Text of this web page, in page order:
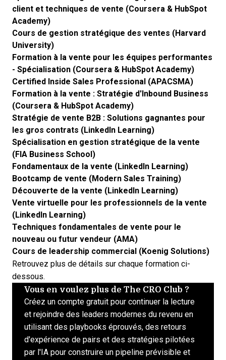
client et techniques de vente (Coursera & HubSpot
Academy)
Cours de gestion stratégique des ventes (Harvard
University)
Formation à la vente pour les équipes performantes
- Spécialisation (Coursera & HubSpot Academy)
Certified Inside Sales Professional (APACSMA)
Formation à la vente : Stratégie d'Inbound Business
(Coursera & HubSpot Academy)
Stratégie de vente B2B : Solutions gagnantes pour
les gros contrats (LinkedIn Learning)
Spécialisation en gestion stratégique de la vente
(FIA Business School)
Fondamentaux de la vente (LinkedIn Learning)
Bootcamp de vente (Modern Sales Training)
Découverte de la vente (LinkedIn Learning)
Vente virtuelle pour les professionnels de la vente
(LinkedIn Learning)
Techniques fondamentales de vente pour le
nouveau ou futur vendeur (AMA)
Cours de leadership commercial (Koenig Solutions)
Retrouvez plus de détails sur chaque formation ci-
dessous.
Vous en voulez plus de The CRO Club ?
Créez un compte gratuit pour continuer la lecture
et rejoindre des leaders modernes du revenu en
utilisant des playbooks éprouvés, des retours
d'expérience de pairs et des stratégies pilotées
par l'IA pour construire un pipeline prévisible et